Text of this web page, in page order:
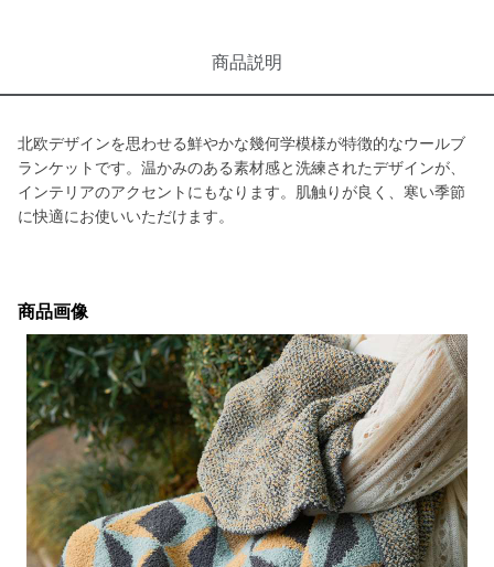
商品説明
北欧デザインを思わせる鮮やかな幾何学模様が特徴的なウールブ
ランケットです。温かみのある素材感と洗練されたデザインが、
インテリアのアクセントにもなります。肌触りが良く、寒い季節
に快適にお使いいただけます。
商品画像